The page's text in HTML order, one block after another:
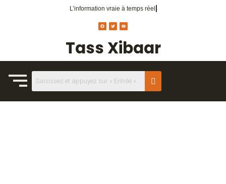
Tass Xibaar
L’information vraie à temps réel.